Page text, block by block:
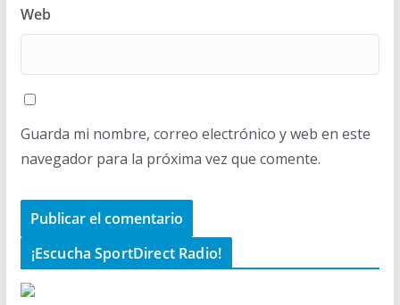
Web
Guarda mi nombre, correo electrónico y web en este
navegador para la próxima vez que comente.
¡Escucha SportDirect Radio!